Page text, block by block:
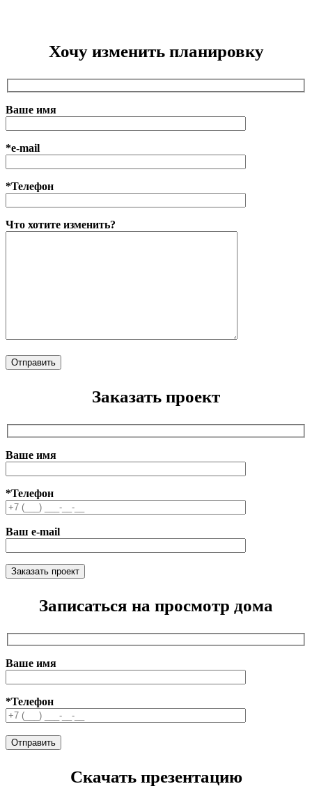
Хочу изменить планировку
Ваше имя
*e-mail
*Телефон
Что хотите изменить?
Заказать проект
Ваше имя
*Телефон
Ваш e-mail
Записаться на просмотр дома
Ваше имя
*Телефон
Скачать презентацию